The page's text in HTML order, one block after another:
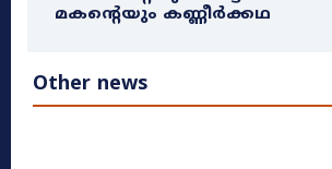
മകന്റെയും കണ്ണീർക്കഥ
Other news